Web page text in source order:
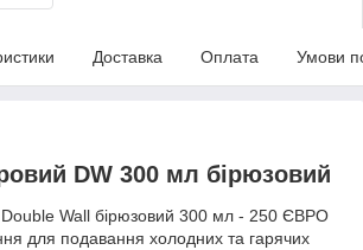
Доставка Оплата Умови
DW 300 мл бірюзовий
Wall бірюзовий 300 мл - 250 ЄВРО
для подавання холодних та гарячих